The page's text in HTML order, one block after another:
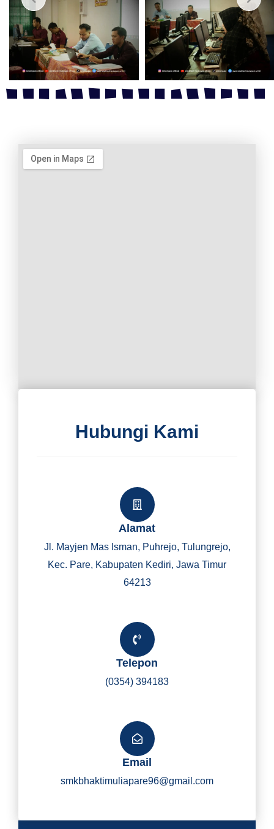
Y
I
Hubungi Kami
Alamat
Jl. Mayjen Mas Isman, Puhrejo, Tulungrejo,
Kec. Pare, Kabupaten Kediri, Jawa Timur
64213
Telepon
(0354) 394183
Email
smkbhaktimuliapare96@gmail.com